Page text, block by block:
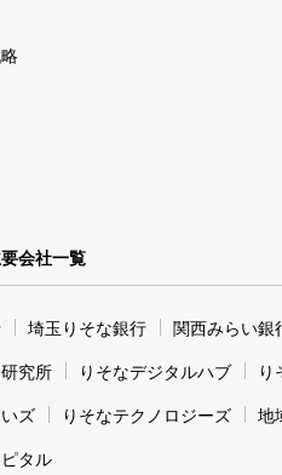
会社一覧
埼玉りそな銀行 関西みらい銀
究所 りそなデジタルハブ り
ズ りそなテクノロジーズ 地
タル